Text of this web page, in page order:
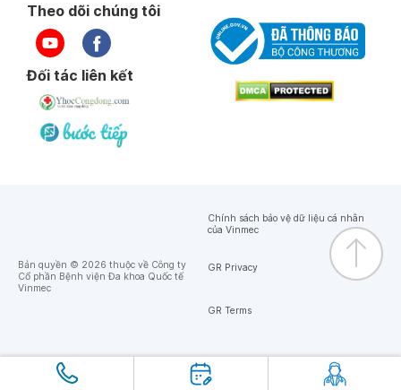
Theo dõi chúng tôi
Đối tác liên kết
Bản quyền © 2026 thuộc về Công ty
Cổ phần Bệnh viện Đa khoa Quốc tế
Vinmec
Chính sách bảo vệ dữ liệu cá nhân
của Vinmec
GR Privacy
GR Terms